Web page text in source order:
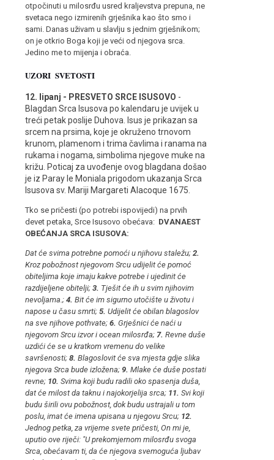
otpočinuti u milosrđu usred kraljevstva prepuna, ne
svetaca nego izmirenih grješnika kao što smo i
sami. Danas uživam u slavlju s jednim grješnikom;
on je otkrio Boga koji je veći od njegova srca.
Jedino me to mijenja i obraća.
UZORI SVETOSTI
12. lipanj - PRESVETO SRCE ISUSOVO -
Blagdan Srca Isusova po kalendaru je uvijek u
treći petak poslije Duhova. Isus je prikazan sa
srcem na prsima, koje je okruženo trnovom
krunom, plamenom i trima čavlima i ranama na
rukama i nogama, simbolima njegove muke na
križu. Poticaj za uvođenje ovog blagdana došao
je iz Paray le Moniala prigodom ukazanja Srca
Isusova sv. Mariji Margareti Alacoque 1675.
Tko se pričesti (po potrebi ispovijedi) na prvih
devet petaka, Srce Isusovo obećava: DVANAEST
OBEĆANJA SRCA ISUSOVA:
Dat će svima potrebne pomoći u njihovu staležu; 2.
Kroz pobožnost njegovom Srcu udijelit će pomoć
obiteljima koje imaju kakve potrebe i ujedinit će
razdijeljene obitelji; 3. Tješit će ih u svim njihovim
nevoljama. ; 4. Bit će im sigurno utočište u životu i
napose u času smrti; 5. Udijelit će obilan blagoslov
na sve njihove pothvate; 6. Grješnici će naći u
njegovom Srcu izvor i ocean milosrđa; 7. Revne duše
uzdići će se u kratkom vremenu do velike
savršenosti; 8. Blagoslovit će sva mjesta gdje slika
njegova Srca bude izložena; 9. Mlake će duše postati
revne; 10. Svima koji budu radili oko spasenja duša,
dat će milost da taknu i najokorjelija srca; 11. Svi koji
budu širili ovu pobožnost, dok budu ustrajali u tom
poslu, imat će imena upisana u njegovu Srcu; 12.
Jednog petka, za vrijeme svete pričesti, On mi je,
uputio ove riječi: "U prekomjernom milosrđu svoga
Srca, obećavam ti, da će njegova svemoguća ljubav